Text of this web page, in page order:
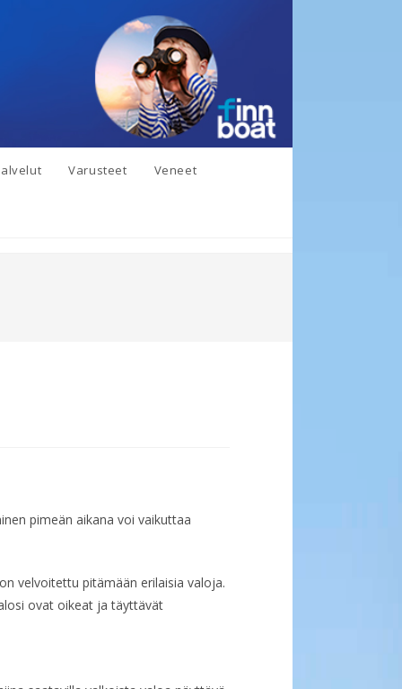
Varusteet Veneet
pimeän aikana voi vaikuttaa
velvoitettu pitämään erilaisia valoja.
ovat oikeat ja täyttävät